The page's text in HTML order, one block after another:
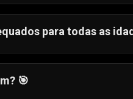
a melhorar a
padrões. Jogos como o
para todas as
onlinesão
mecânicas simples e
🎯